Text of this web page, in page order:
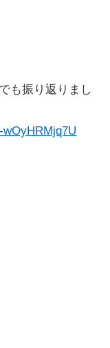
も振り返りまし